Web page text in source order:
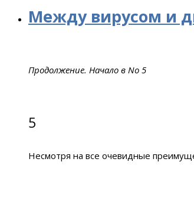
Между вирусом и
Продолжение. Начало в No 5
5
Несмотря на все очевидные